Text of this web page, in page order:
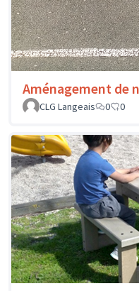
Aménagement de
CLG Langeais
0 0